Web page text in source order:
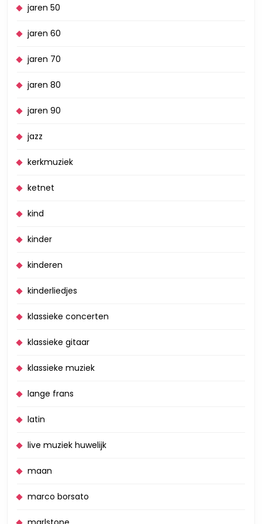
jaren 50
jaren 60
jaren 70
jaren 80
jaren 90
jazz
kerkmuziek
ketnet
kind
kinder
kinderen
kinderliedjes
klassieke concerten
klassieke gitaar
klassieke muziek
lange frans
latin
live muziek huwelijk
maan
marco borsato